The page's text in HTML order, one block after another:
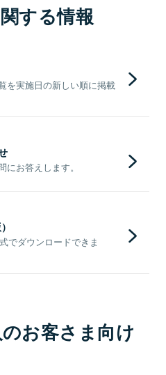
する情報
を実施日の新しい順に掲載
お答えします。
でダウンロードできま
お客さま向け